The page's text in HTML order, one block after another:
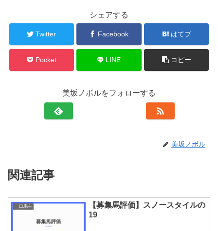
シェアする
Twitter Facebook はてブ
Pocket LINE コピー
美坂ノボルをフォローする
美坂ノボル
関連記事
一口馬主
【募集馬評価】スノースタイルの
19